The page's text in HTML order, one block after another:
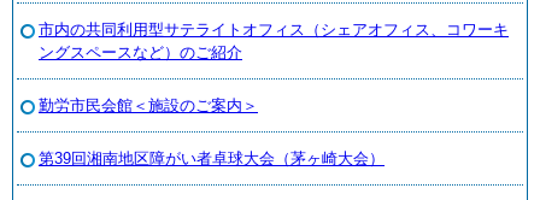
市内の共同利用型サテライトオフィス（シェアオフィス、コワーキ
ングスペースなど）のご紹介
勤労市民会館＜施設のご案内＞
第39回湘南地区障がい者卓球大会（茅ヶ崎大会）